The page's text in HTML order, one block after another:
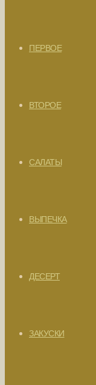
ПЕРВОЕ
ВТОРОЕ
САЛАТЫ
ВЫПЕЧКА
ДЕСЕРТ
ЗАКУСКИ